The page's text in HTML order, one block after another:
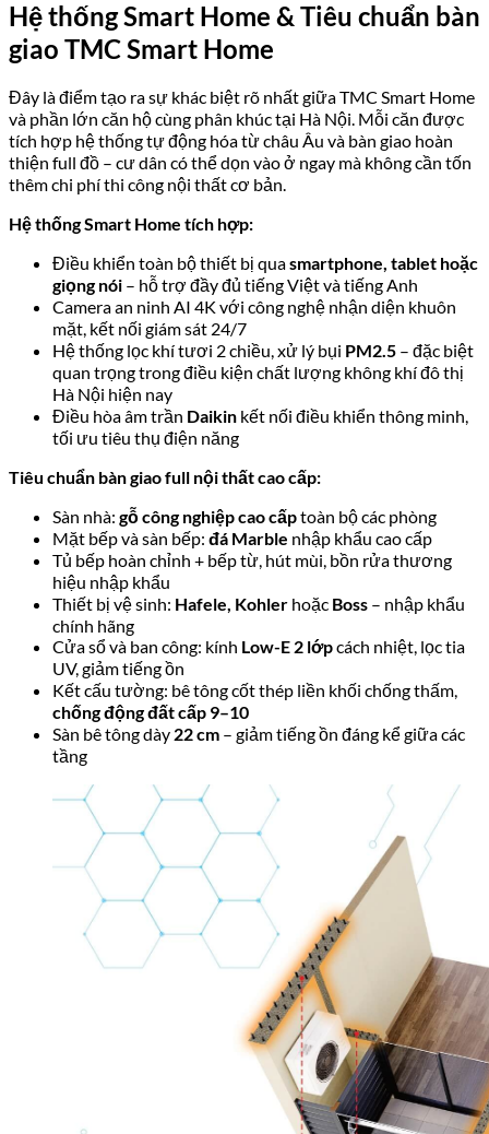
chính hãng
Cửa sổ và ban công: kínhLow-E 2 lớpcách nhiệt, lọc tia
UV, giảm tiếng ồn
chống động đất cấp 9–10
Sàn bê tông dày22 cm– giảm tiếng ồn đáng kể giữa các
tầng
Nội thất bàn giao tiêu chuẩn căn hộ TMC Smart
Home – full đồ nhập khẩu châu Âu với điều hòa
Daikin, thiết bị vệ sinh cao cấp, sàn gỗ và mặt bếp
Marble
Hơn 40 tiện ích nội khu TMC Smart
TMC Smart Home được quy hoạch theo tiêu chuẩn resort với
hơn 40 tiện ích nội khu đồng bộ, phân bổ từ tầng hầm đến
tầng mái công cộng. Mật độ xây dựng chỉ 31,5% đồng nghĩa với
không gian xanh và tiện ích chiếm phần lớn diện tích khuôn